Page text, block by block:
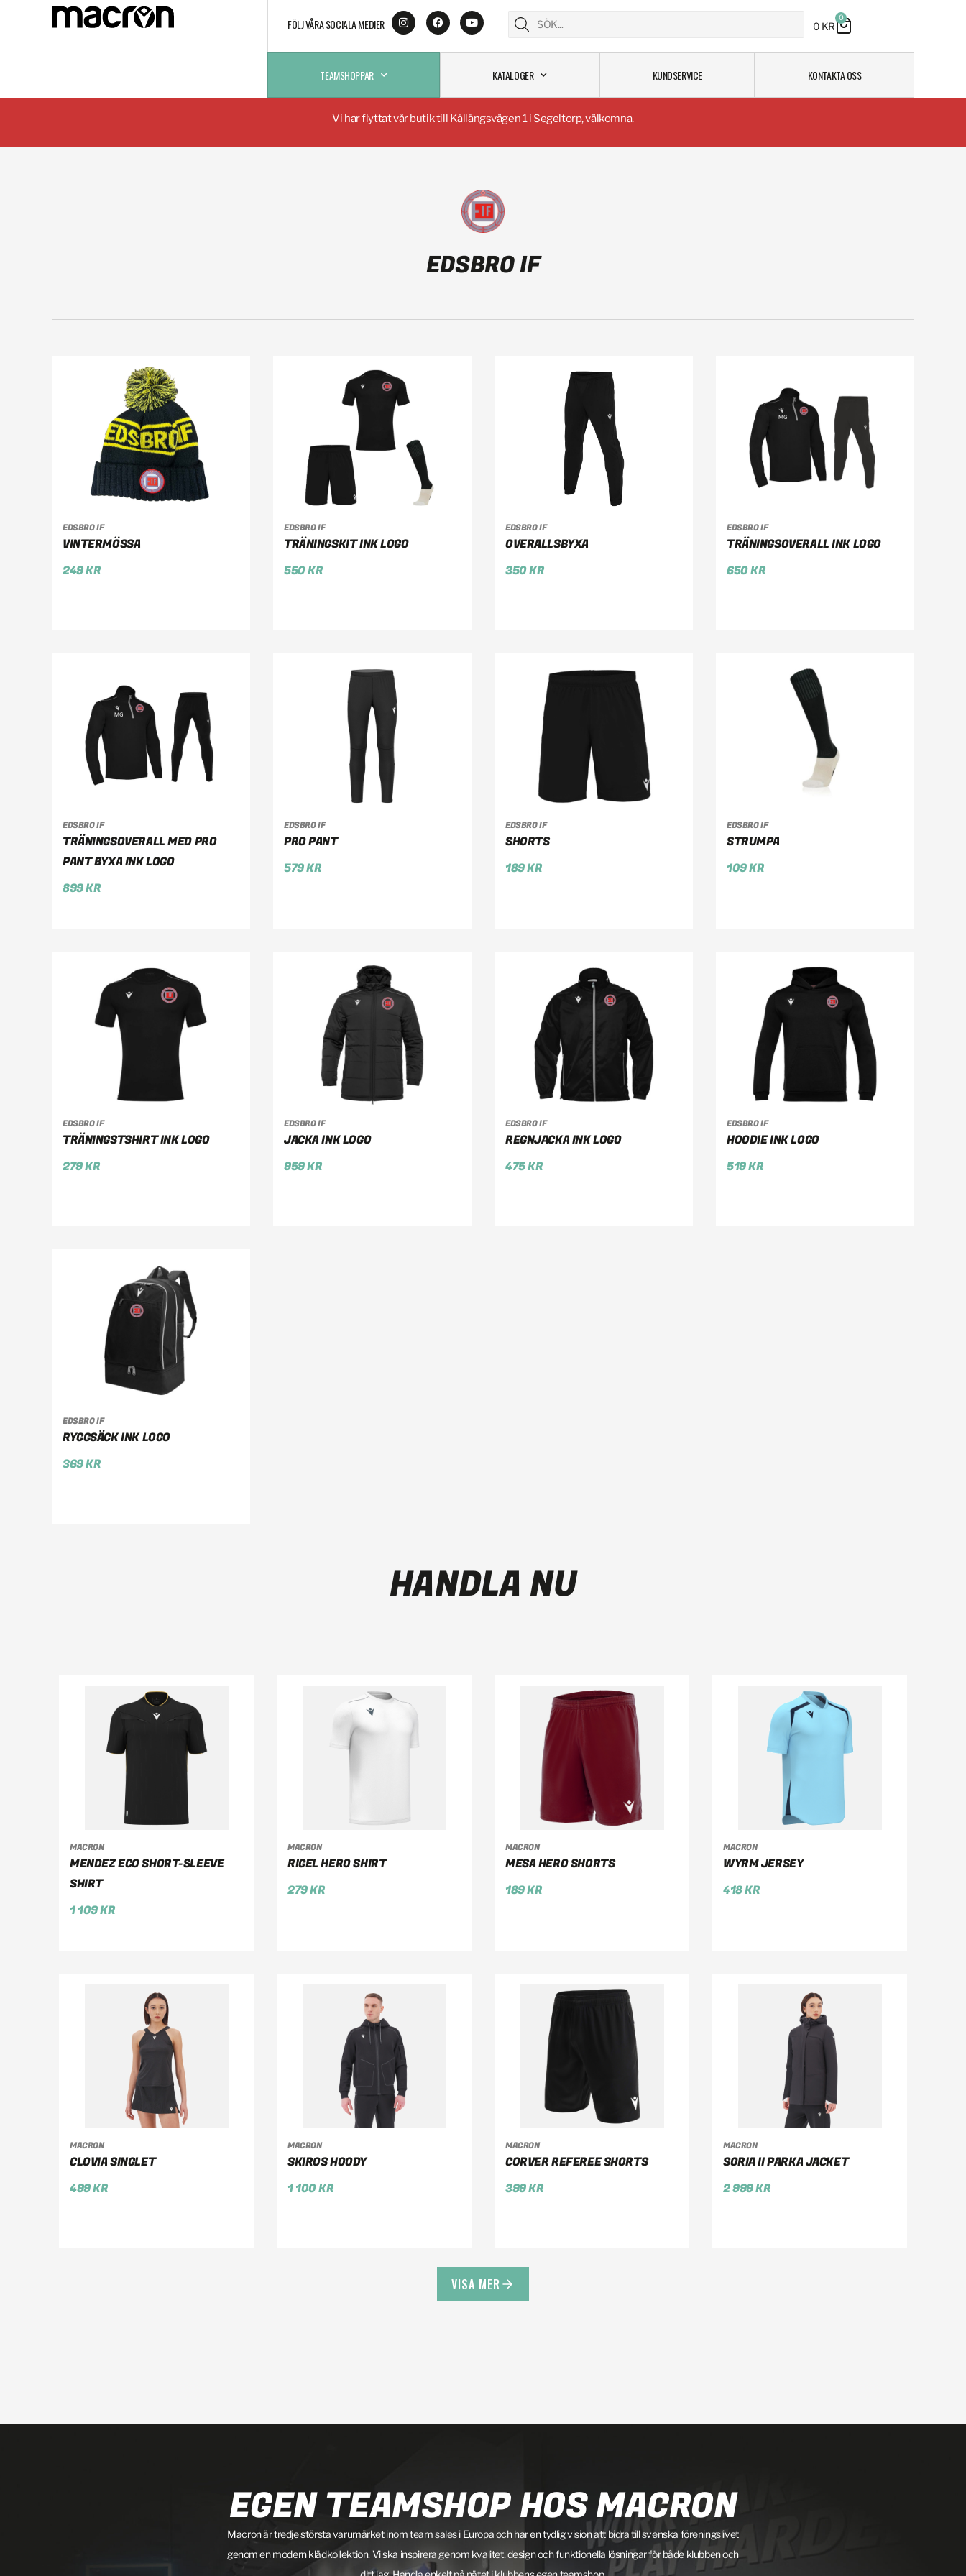
FÖLJ VÅRA SOCIALA MEDIER 0 KR
0
TEAMSHOPPAR KATALOGER KUNDSERVICE KONTAKTA OSS
Vi har flyttat vår butik till Källängsvägen 1 i Segeltorp, välkomna.
EDSBRO IF
EDSBRO IF
VINTERMÖSSA
249KR
LÄGG TILL I VARUKORG
EDSBRO IF
TRÄNINGSKIT INK LOGO
550KR
VÄLJ ALTERNATIV
EDSBRO IF
OVERALLSBYXA
350KR
VÄLJ ALTERNATIV
EDSBRO IF
TRÄNINGSOVERALL INK LOGO
650KR
VÄLJ ALTERNATIV
EDSBRO IF
TRÄNINGSOVERALL MED PRO
PANT BYXA INK LOGO
899KR
VÄLJ ALTERNATIV
EDSBRO IF
PRO PANT
579KR
VÄLJ ALTERNATIV
EDSBRO IF
SHORTS
189KR
VÄLJ ALTERNATIV
EDSBRO IF
STRUMPA
109KR
VÄLJ ALTERNATIV
EDSBRO IF
TRÄNINGSTSHIRT INK LOGO
279KR
VÄLJ ALTERNATIV
EDSBRO IF
JACKA INK LOGO
959KR
VÄLJ ALTERNATIV
EDSBRO IF
REGNJACKA INK LOGO
475KR
VÄLJ ALTERNATIV
EDSBRO IF
HOODIE INK LOGO
519KR
VÄLJ ALTERNATIV
EDSBRO IF
RYGGSÄCK INK LOGO
369KR
LÄGG TILL I VARUKORG
HANDLA NU
MACRON
MENDEZ ECO SHORT-SLEEVE
SHIRT
1 109KR
VÄLJ ALTERNATIV
MACRON
RIGEL HERO SHIRT
279KR
VÄLJ ALTERNATIV
MACRON
MESA HERO SHORTS
189KR
VÄLJ ALTERNATIV
MACRON
WYRM JERSEY
418KR
VÄLJ ALTERNATIV
MACRON
CLOVIA SINGLET
499KR
VÄLJ ALTERNATIV
MACRON
SKIROS HOODY
1 100KR
VÄLJ ALTERNATIV
MACRON
CORVER REFEREE SHORTS
399KR
VÄLJ ALTERNATIV
MACRON
SORIA II PARKA JACKET
2 999KR
VÄLJ ALTERNATIV
VISA MER
EGEN TEAMSHOP HOS MACRON
Macron är tredje största varumärket inom team sales i Europa och har en tydlig vision att bidra till svenska föreningslivet
genom en modern klädkollektion. Vi ska inspirera genom kvalitet, design och funktionella lösningar för både klubben och